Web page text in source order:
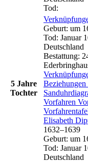
Tod:
5 Jahre
Tochter
Geburt: um
Tod: Januar
Deutschland
Bestattung:
Beziehungen
Vorfahren
Elisabeth
1632–1639
Geburt: um
Tod: Januar
Deutschland